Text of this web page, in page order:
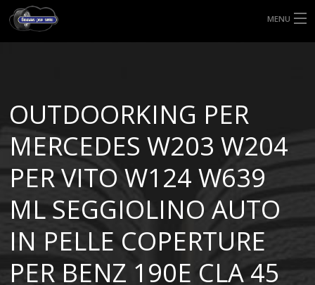
MENU
MISURE GOMME
BLOG
SHOP
OUTDOORKING PER
MERCEDES W203 W204
PER VITO W124 W639
ML SEGGIOLINO AUTO
IN PELLE COPERTURE
PER BENZ 190E CLA 45